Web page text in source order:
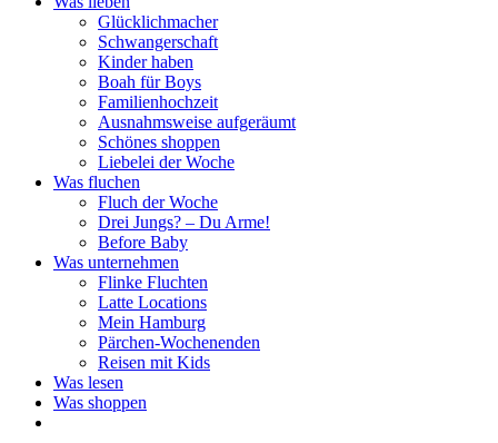
Glücklichmacher
Schwangerschaft
Kinder haben
Boah für Boys
Familienhochzeit
Ausnahmsweise aufgeräumt
Schönes shoppen
Liebelei der Woche
Was fluchen
Fluch der Woche
Drei Jungs? – Du Arme!
Before Baby
Was unternehmen
Flinke Fluchten
Latte Locations
Mein Hamburg
Pärchen-Wochenenden
Reisen mit Kids
Was lesen
Was shoppen